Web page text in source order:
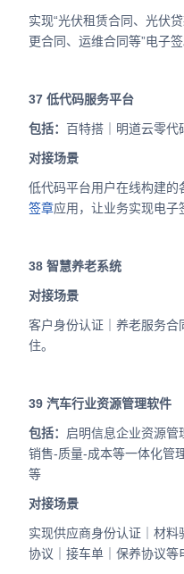
实现“光伏租赁合同、光伏
更合同、运维合同等”电子签
37 低代码服务平台
包括： 百特搭｜明道云零代
对接场景
低代码平台用户在线构建的
签章应用，让业务实现电子
38 智慧养老系统
对接场景
客户身份认证｜养老服务合
住。
39 汽车行业资源管理软件
包括： 启明信息企业资源管
销售-质量-成本等一体化管
等
对接场景
实现供应商身份认证｜材
协议｜接车单｜保养协议等